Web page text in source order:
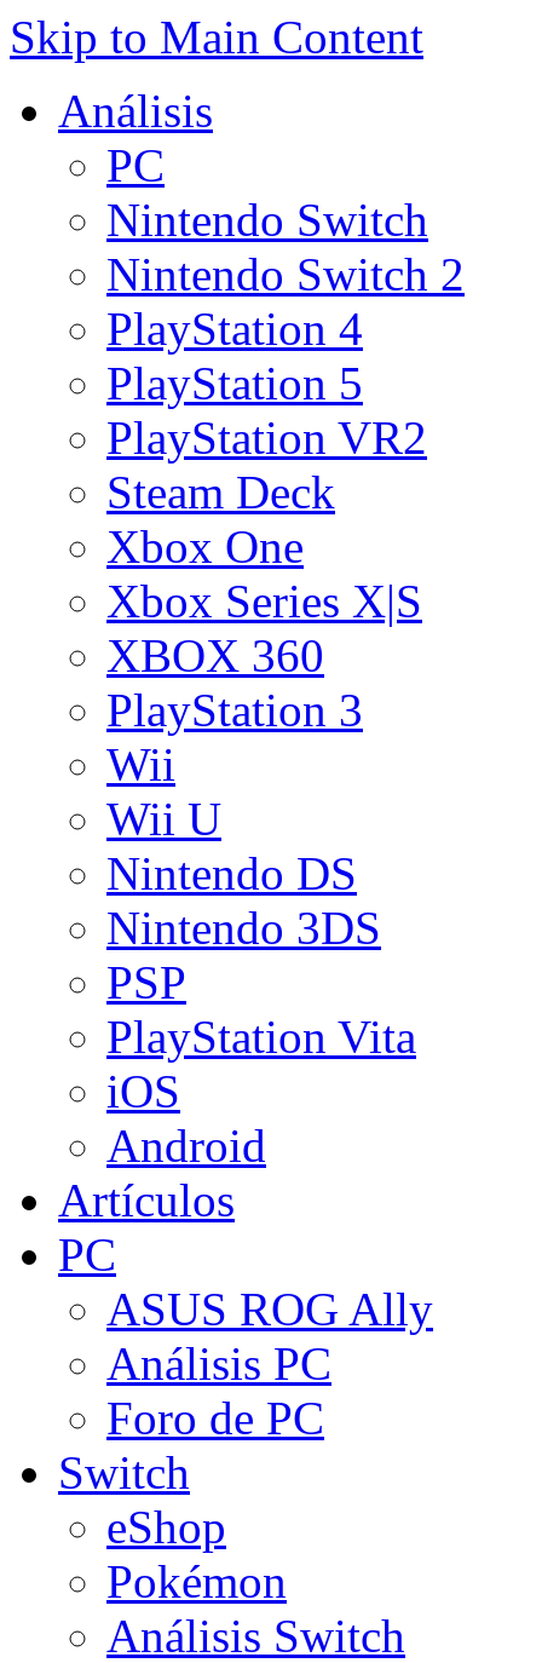
Skip to Main Content
Análisis
PC
Nintendo Switch
Nintendo Switch 2
PlayStation 4
PlayStation 5
PlayStation VR2
Steam Deck
Xbox One
Xbox Series X|S
XBOX 360
PlayStation 3
Wii
Wii U
Nintendo DS
Nintendo 3DS
PSP
PlayStation Vita
iOS
Android
Artículos
PC
ASUS ROG Ally
Análisis PC
Foro de PC
Switch
eShop
Pokémon
Análisis Switch